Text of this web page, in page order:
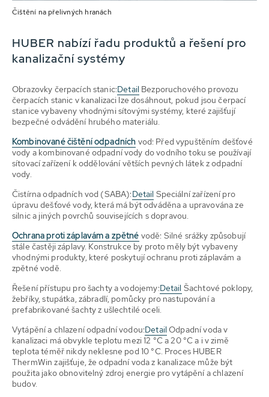
Čištění na přelivných hranách
HUBER nabízí řadu produktů a řešení pro
kanalizační systémy
Obrazovky čerpacích stanic:Detail Bezporuchového provozu
čerpacích stanic v kanalizaci lze dosáhnout, pokud jsou čerpací
stanice vybaveny vhodnými sítovými systémy, které zajišťují
bezpečné odvádění hrubého materiálu.
Kombinované čištění odpadních vod: Před vypuštěním dešťové
vody a kombinované odpadní vody do vodního toku se používají
sítovací zařízení k oddělování větších pevných látek z odpadní
vody.
Čistírna odpadních vod (SABA):Detail Speciální zařízení pro
úpravu dešťové vody, která má být odváděna a upravována ze
silnic a jiných povrchů souvisejících s dopravou.
Ochrana proti záplavám a zpětné vodě: Silné srážky způsobují
stále častěji záplavy. Konstrukce by proto měly být vybaveny
vhodnými produkty, které poskytují ochranu proti záplavám a
zpětné vodě.
Řešení přístupu pro šachty a vodojemy:Detail Šachtové poklopy,
žebříky, stupátka, zábradlí, pomůcky pro nastupování a
prefabrikované šachty z ušlechtilé oceli.
Vytápění a chlazení odpadní vodou:Detail Odpadní voda v
kanalizaci má obvykle teplotu mezi 12 °C a 20 °C a i v zimě
teplota téměř nikdy neklesne pod 10 °C. Proces HUBER
ThermWin zajišťuje, že odpadní voda z kanalizace může být
použita jako obnovitelný zdroj energie pro vytápění a chlazení
budov.